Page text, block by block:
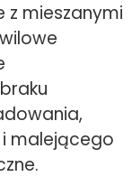
z mieszanymi
i malejącego